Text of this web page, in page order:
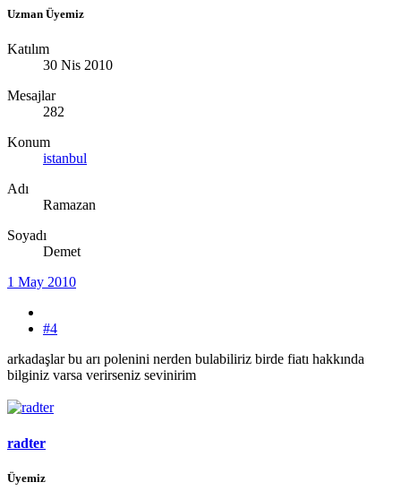
Uzman Üyemiz
Katılım
30 Nis 2010
Mesajlar
282
Konum
istanbul
Adı
Ramazan
Soyadı
Demet
1 May 2010
#4
arkadaşlar bu arı polenini nerden bulabiliriz birde fiatı hakkında
bilginiz varsa verirseniz sevinirim
radter
Üyemiz